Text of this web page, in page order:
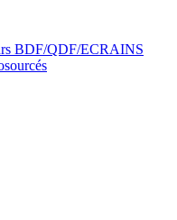
BDF/QDF/ECRAINS